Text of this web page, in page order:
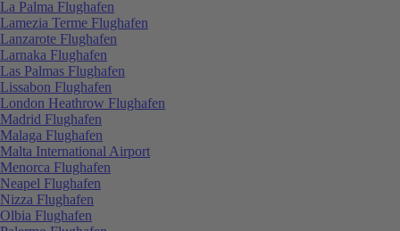
La Palma Flughafen
Lamezia Terme Flughafen
Lanzarote Flughafen
Larnaka Flughafen
Las Palmas Flughafen
Lissabon Flughafen
London Heathrow Flughafen
Madrid Flughafen
Malaga Flughafen
Malta International Airport
Menorca Flughafen
Neapel Flughafen
Nizza Flughafen
Olbia Flughafen